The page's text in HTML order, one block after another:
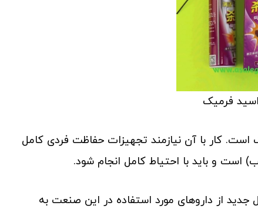
فرمیک
است. کار با آن نیازمند تجهیزات حفاظت فردی کامل
و باید با احتیاط کامل انجام شود.
جدید از داروهای مورد استفاده در این صنعت به